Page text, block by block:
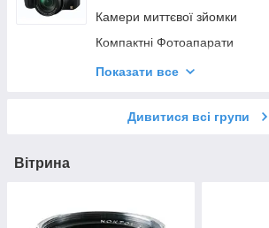
Камери миттєвої зйомки
Компактні Фотоапарати
Картриджі миттєвої камери
Фотофільтри
Мікрофони для фотоапаратів
Показати все
Дивитися всі групи
Вітрина